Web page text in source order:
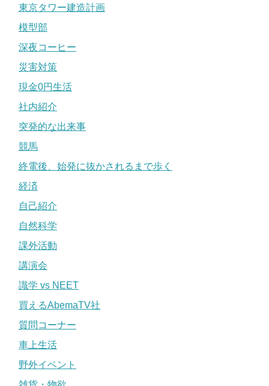
東京タワー建造計画
模型部
深夜コーヒー
災害対策
現金0円生活
社内紹介
突発的な出来事
競馬
終電後、始発に抜かされるまで歩く
経済
自己紹介
自然科学
課外活動
講演会
識学 vs NEET
買えるAbemaTV社
質問コーナー
車上生活
野外イベント